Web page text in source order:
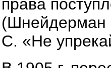
права
С. «Не